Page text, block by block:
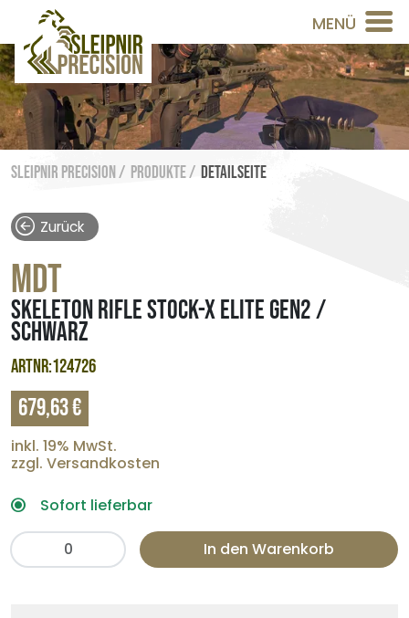
MENÜ
Sleipnir Precision / Produkte / Detailseite
Zurück
MDT
SKELETON RIFLE STOCK-X ELITE GEN2 /
SCHWARZ
ARTNR:124726
679,63 €
inkl. 19% MwSt.
zzgl. Versandkosten
Sofort lieferbar
In den Warenkorb